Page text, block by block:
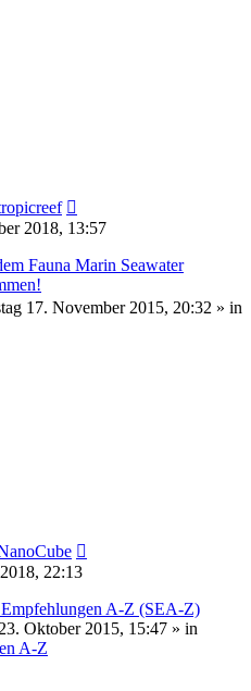
2018, 13:57
Fauna Marin Seawater
17. November 2015, 20:32 » in
22:13
A-Z (SEA-Z)
Oktober 2015, 15:47 » in
A-Z